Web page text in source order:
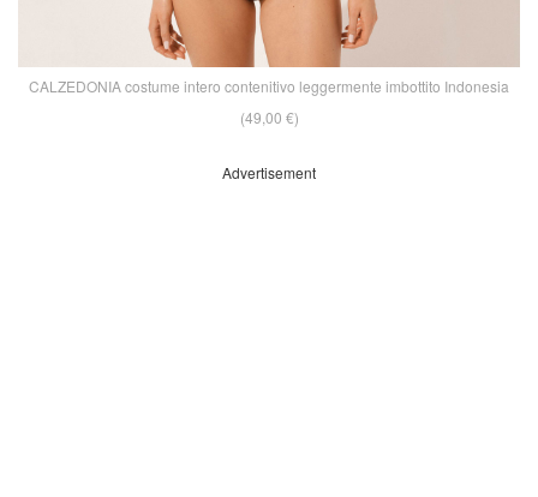
CALZEDONIA costume intero contenitivo leggermente imbottito Indonesia
(49,00 €)
Advertisement